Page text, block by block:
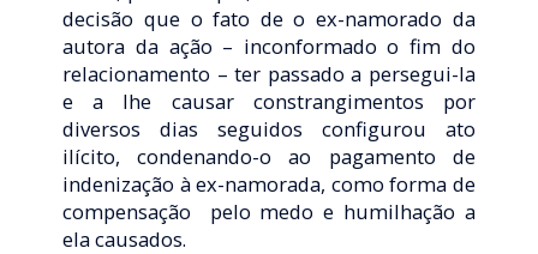
decisão que o fato de o ex-namorado da
autora da ação – inconformado o fim do
relacionamento – ter passado a persegui-la
e a lhe causar constrangimentos por
diversos dias seguidos configurou ato
ilícito, condenando-o ao pagamento de
indenização à ex-namorada, como forma de
compensação pelo medo e humilhação a
ela causados.